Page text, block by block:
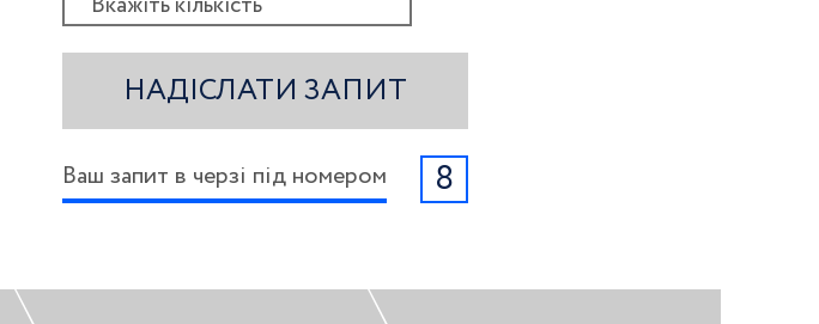
НАДІСЛАТИ ЗАПИТ
Ваш запит в черзі під номером 8